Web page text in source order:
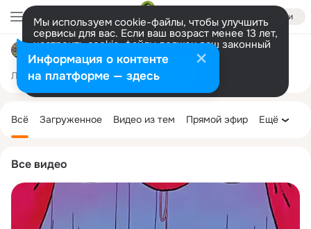
Войти
Мы используем cookie-файлы, чтобы улучшить
сервисы для вас. Если ваш возраст менее 13 лет,
настроить cookie-файлы должен ваш законный
представитель. Больше информации
Разрешить все Настроить
Лента Участники 1.3K Темы 4.7K
Все видео
колонка
Всё Загруженное Видео из тем Прямой эфир Ещё
Информация о контенте
на платформе — здесь